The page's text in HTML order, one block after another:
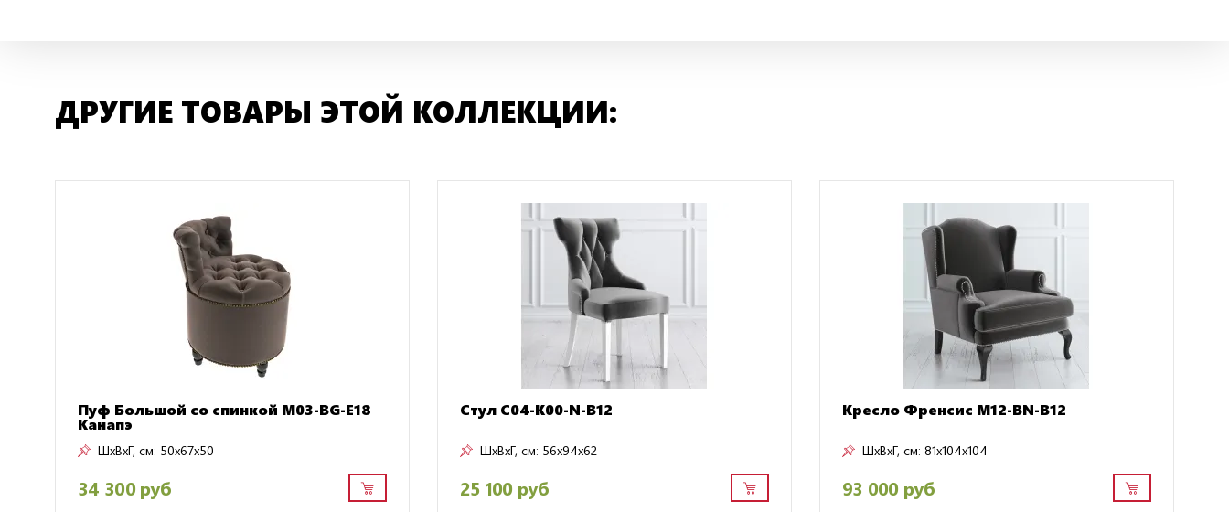
ДРУГИЕ ТОВАРЫ ЭТОЙ КОЛЛЕКЦИИ:
Пуф Большой со спинкой M03-BG-E18
Канапэ
ШxВxГ, см: 50x67x50
34 300 руб
Стул C04-K00-N-B12
ШxВxГ, см: 56x94x62
25 100 руб
Кресло Френсис M12-BN-B12
ШxВxГ, см: 81x104x104
93 000 руб